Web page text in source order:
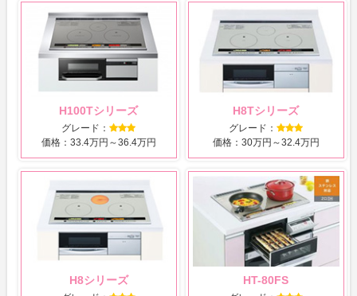
H100Tシリーズ
グレード：
価格：33.4万円～36.4万円
H8Tシリーズ
グレード：
価格：30万円～32.4万円
H8シリーズ HT-80FS